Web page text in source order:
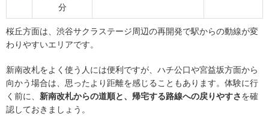
分
桜丘方面は、渋谷サクラステージ周辺の再開発で駅からの動線が変
わりやすいエリアです。
新南改札をよく使う人には便利ですが、ハチ公口や宮益坂方面から
向かう場合は、思ったより距離を感じることもあります。体験に行
く前に、 新南改札からの道順と、帰宅する路線への戻りやすさを確
認しておきましょう。